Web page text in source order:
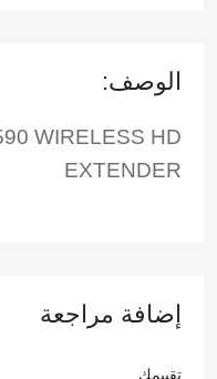
الوصف:
WIRELESS HD
EXTENDER
إضافة مراجعة
تقييمك